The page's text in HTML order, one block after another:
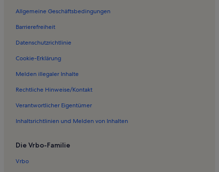
Allgemeine Geschäftsbedingungen
Barrierefreiheit
Datenschutzrichtlinie
Cookie-Erklärung
Melden illegaler Inhalte
Rechtliche Hinweise/Kontakt
Verantwortlicher Eigentümer
Inhaltsrichtlinien und Melden von Inhalten
Die Vrbo-Familie
Vrbo